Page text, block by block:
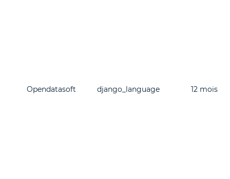
Opendatasoft django_language 12 mois